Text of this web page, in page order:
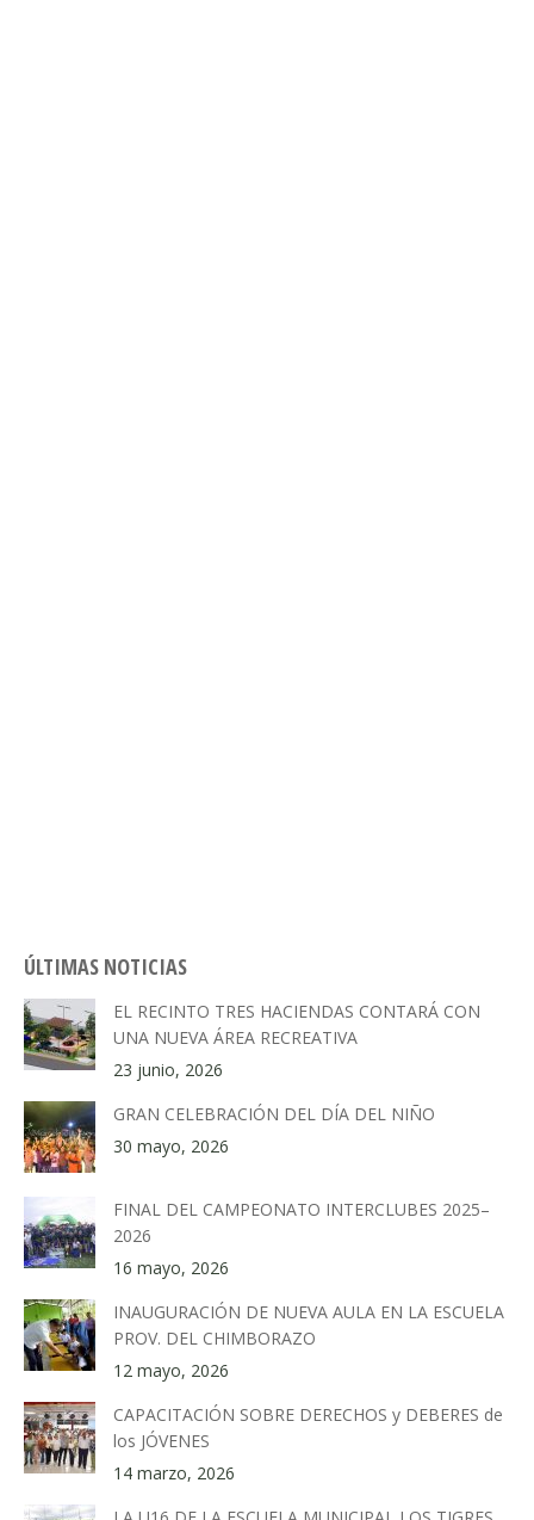
ÚLTIMAS NOTICIAS
EL RECINTO TRES HACIENDAS CONTARÁ CON
UNA NUEVA ÁREA RECREATIVA
23 junio, 2026
GRAN CELEBRACIÓN DEL DÍA DEL NIÑO
30 mayo, 2026
FINAL DEL CAMPEONATO INTERCLUBES 2025–
2026
16 mayo, 2026
INAUGURACIÓN DE NUEVA AULA EN LA ESCUELA
PROV. DEL CHIMBORAZO
12 mayo, 2026
CAPACITACIÓN SOBRE DERECHOS y DEBERES de
los JÓVENES
14 marzo, 2026